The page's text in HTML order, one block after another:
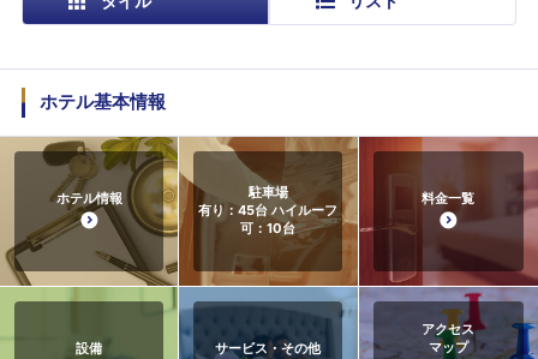
ホテル基本情報
ホテル情報
駐車場
有り：45台 ハイルーフ
可：10台
料金一覧
設備 サービス・その他
アクセス
マップ